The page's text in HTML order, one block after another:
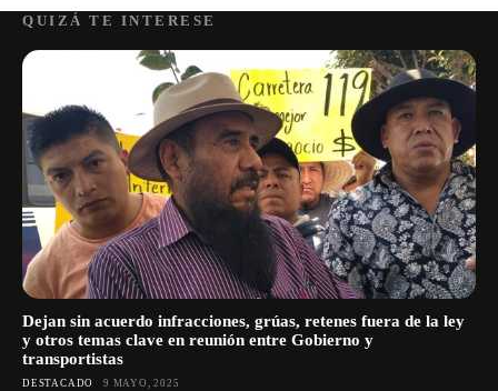
QUIZÁ TE INTERESE
Dejan sin acuerdo infracciones, grúas, retenes fuera de la ley
y otros temas clave en reunión entre Gobierno y
transportistas
DESTACADO 9 MAYO, 2025